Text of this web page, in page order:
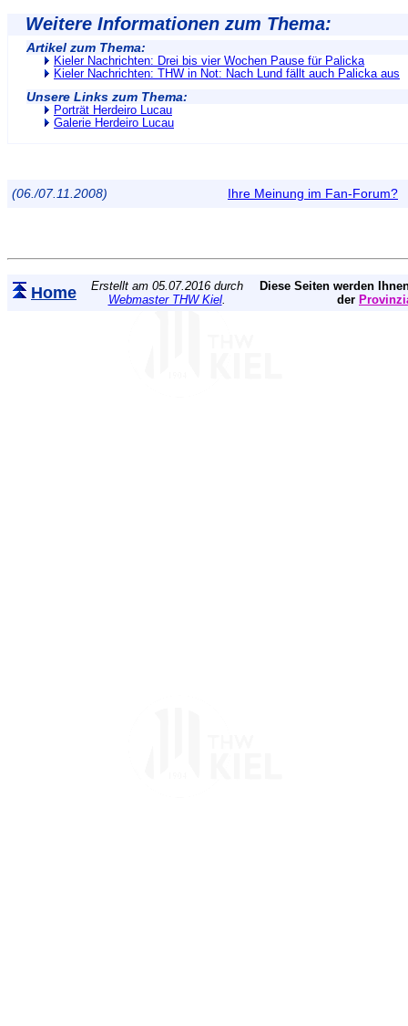
Weitere Informationen zum Thema:
Artikel zum Thema:
Kieler Nachrichten: Drei bis vier Wochen Pause für Palicka
Kieler Nachrichten: THW in Not: Nach Lund fällt auch Palicka aus
Unsere Links zum Thema:
Porträt Herdeiro Lucau
Galerie Herdeiro Lucau
(06./07.11.2008) Ihre Meinung im Fan-Forum?
Home
Erstellt am 05.07.2016 durch
Webmaster THW Kiel.
Diese Seiten werden
der